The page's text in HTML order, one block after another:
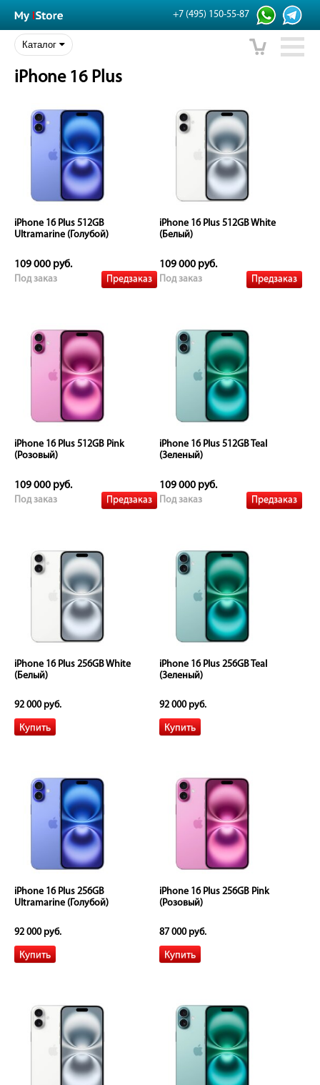
+7 (495) 150-55-87
Каталог
iPhone 16 Plus
iPhone 16 Plus 512GB
Ultramarine (Голубой)
109 000 руб.
Под заказ Предзаказ
iPhone 16 Plus 512GB White
(Белый)
109 000 руб.
Под заказ Предзаказ
iPhone 16 Plus 512GB Pink
(Розовый)
109 000 руб.
Под заказ Предзаказ
iPhone 16 Plus 512GB Teal
(Зеленый)
109 000 руб.
Под заказ Предзаказ
iPhone 16 Plus 256GB White
(Белый)
92 000 руб.
iPhone 16 Plus 256GB Teal
(Зеленый)
92 000 руб.
iPhone 16 Plus 256GB
Ultramarine (Голубой)
92 000 руб.
iPhone 16 Plus 256GB Pink
(Розовый)
87 000 руб.